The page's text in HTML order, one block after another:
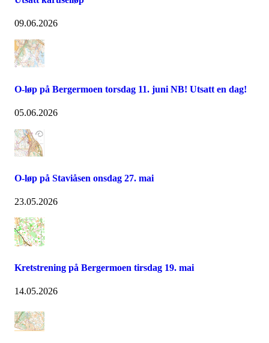
09.06.2026
O-løp på Bergermoen torsdag 11. juni NB! Utsatt en dag!
05.06.2026
O-løp på Staviåsen onsdag 27. mai
23.05.2026
Kretstrening på Bergermoen tirsdag 19. mai
14.05.2026